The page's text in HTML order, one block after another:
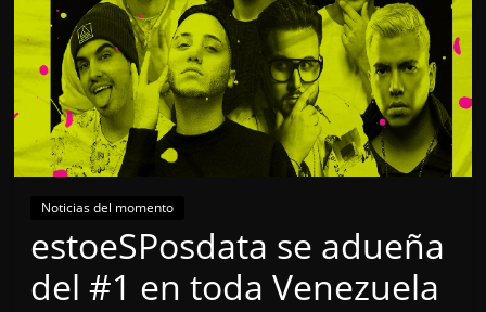
Noticias del momento
estoeSPosdata se adueña
del #1 en toda Venezuela